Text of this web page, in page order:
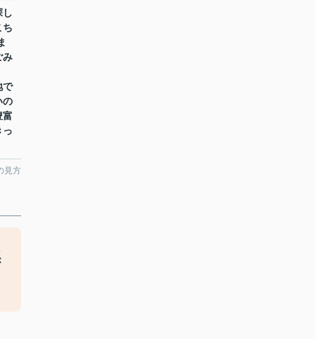
し
ち
み
で
の
富
っ
見方